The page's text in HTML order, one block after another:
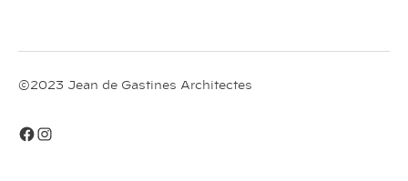
©2023 Jean de Gastines Architectes